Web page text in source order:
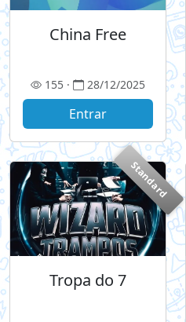
China Free
155 · 28/12/2025
Entrar
Standard
Tropa do 7